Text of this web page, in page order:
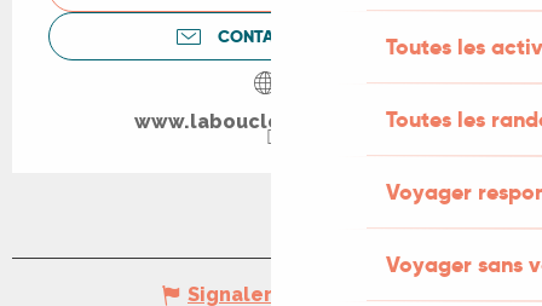
Toutes les
Toutes les
Voyager
Voyager sans
CONTACTEZ-NOUS
www.laboucledelistours.fr
Signaler une erreur